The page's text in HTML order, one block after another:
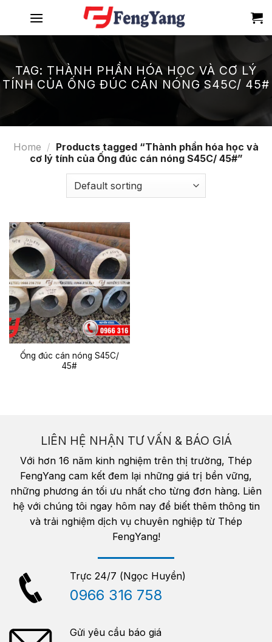
content
TAG: THÀNH PHẦN HÓA HỌC VÀ CƠ LÝ
TÍNH CỦA ỐNG ĐÚC CÁN NÓNG S45C/ 45#
Home / Products tagged “Thành phần hóa học và
cơ lý tính của Ống đúc cán nóng S45C/ 45#”
Ống đúc cán nóng S45C/
45#
LIÊN HỆ NHẬN TƯ VẤN & BÁO GIÁ
Với hơn 16 năm kinh nghiệm trên thị trường, Thép
FengYang cam kết đem lại những giá trị bền vững,
những phương án tối ưu nhất cho từng đơn hàng. Liên
hệ với chúng tôi ngay hôm nay để biết thêm thông tin
và trải nghiệm dịch vụ chuyên nghiệp từ Thép
FengYang!
Trực 24/7 (Ngọc Huyền)
0966 316 758
Gửi yêu cầu báo giá